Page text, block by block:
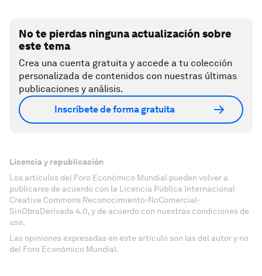
No te pierdas ninguna actualización sobre
este tema
Crea una cuenta gratuita y accede a tu colección
personalizada de contenidos con nuestras últimas
publicaciones y análisis.
Inscríbete de forma gratuita
Licencia y republicación
Los artículos del Foro Económico Mundial pueden volver a
publicarse de acuerdo con la Licencia Pública Internacional
Creative Commons Reconocimiento-NoComercial-
SinObraDerivada 4.0, y de acuerdo con nuestras condiciones de
uso.
Las opiniones expresadas en este artículo son las del autor y no
del Foro Económico Mundial.